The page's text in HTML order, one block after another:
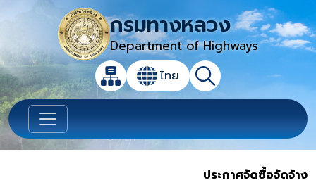
กรมทางหลวง
Department of Highways
แผนผังเว็บไซต์
เปลี่ยนภาษา
ไทย ค้นหา
เปิดกล่องค้นหาข้อมูลหลักของเว็บไซต์
ประกาศจัดซื้อจัดจ้าง